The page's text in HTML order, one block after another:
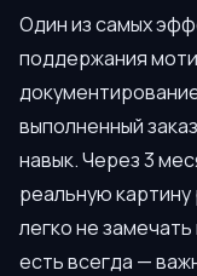
Один из самых
поддержания
выполненный
навык. Через 3
реальную
легко не
есть всегда —